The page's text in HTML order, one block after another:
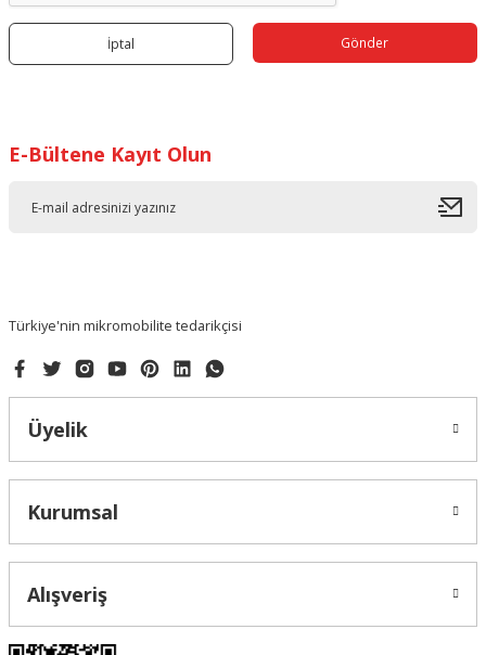
İptal Gönder
E-Bültene Kayıt Olun
Türkiye'nin mikromobilite tedarikçisi
Üyelik
Kurumsal
Alışveriş